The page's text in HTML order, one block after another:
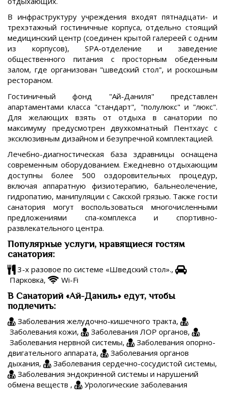
В инфраструктуру учреждения входят пятнадцати- и
трехэтажный гостиничные корпуса, отдельно стоящий
медицинский центр (соединен крытой галереей с одним
из корпусов), SPA-отделение и заведение
общественного питания с просторным обеденным
залом, где организован "шведский стол", и роскошным
рестораном.
Гостиничный фонд "Ай-Даниля" представлен
апартаментами класса "стандарт", "полулюкс" и "люкс".
Для желающих взять от отдыха в санатории по
максимуму предусмотрен двухкомнатный Пентхаус с
эксклюзивным дизайном и безупречной комплектацией.
Лечебно-диагностическая база здравницы оснащена
современным оборудованием. Ежедневно отдыхающим
доступны более 500 оздоровительных процедур,
включая аппаратную физиотерапию, бальнеолечение,
гидропатию, манипуляции с Сакской грязью. Также гости
санатория могут воспользоваться многочисленными
предложениями спа-комплекса и спортивно-
развлекательного центра.
Популярные услуги, нравящиеся гостям
санатория:
3-х разовое по системе «Шведский стол».,
Парковка,
Wi-Fi
В Санаторий «Ай-Даниль» едут, чтобы
подлечить:
Заболевания желудочно-кишечного тракта,
Заболевания кожи,
Заболевания ЛОР органов,
Заболевания нервной системы,
Заболевания опорно-
двигательного аппарата,
Заболевания органов
дыхания,
Заболевания сердечно-сосудистой системы,
Заболевания эндокринной системы и нарушений
обмена веществ ,
Урологические заболевания